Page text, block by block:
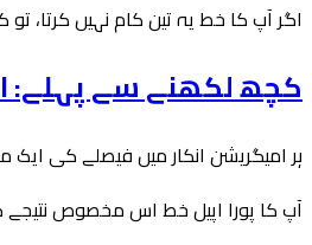
اگر آپ کا خط یہ تین کام نہیں کرتا،
کچھ لکھنے سے پہلے:
ہر امیگریشن انکار میں فیصلے کی
آپ کا پورا اپیل خط اس مخصوص نتیجے